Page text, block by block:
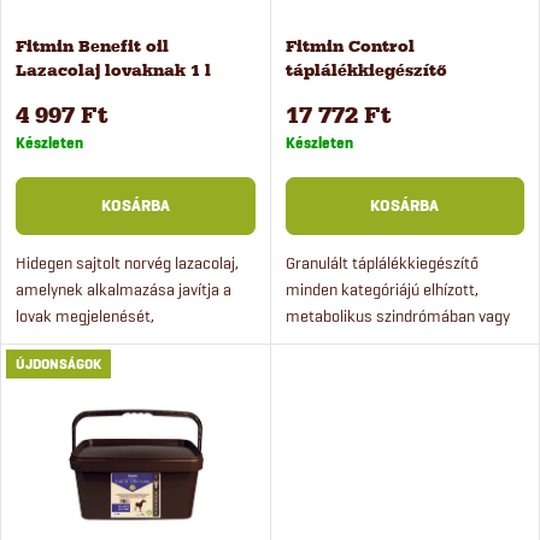
e
k
r
e
n
d
é
k
e
k
l
i
s
Fitmin Benefit oil
Lazacolaj lovaknak 1 l
4 997 Ft
Készleten
KOSÁRBA
Hidegen sajtolt norvég lazacolaj,
amelynek alkalmazása javítja a
lovak megjelenését,
koncentrációját és teljesítményét.
Magas EPA és DHA omega-3
Fitmin Control
táplálékkiegészítő
17 772 Ft
Készleten
KOSÁRBA
Granulált táplálékkiegészítő
minden kategóriájú elhízott,
metabolikus szindrómában vagy
patairha-gyulladásban szenvedő
ÚJDONSÁGOK